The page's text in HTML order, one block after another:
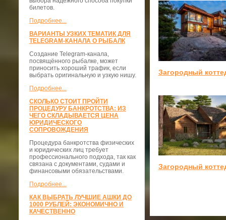
билетов.
Подробнее...
ВАРИАНТЫ УЗКИХ ТЕМАТИК ДЛЯ
TELEGRAM-КАНАЛА О РЫБАЛК
Создание Telegram-канала,
посвящённого рыбалке, может
приносить хороший трафик, если
выбрать оригинальную и узкую нишу.
Подробнее...
СКОЛЬКО СТОИТ ПРОЙТИ
ПРОЦЕДУРУ БАНКРОТСТВА: ИЗ
ЧЕГО СКЛАДЫВАЕТСЯ ЦЕНА
ЮРИДИЧЕСКОГО
СОПРОВОЖДЕНИЯ
Процедура банкротства физических
и юридических лиц требует
профессионального подхода, так как
связана с документами, судами и
финансовыми обязательствами.
Подробнее...
КАК ВЫБРАТЬ ЛУЧШИЕ АШКИ ДО
1000 РУБЛЕЙ: ЭКОНОМИЧНО И
КАЧЕСТВЕННО
Загородный
Загородный